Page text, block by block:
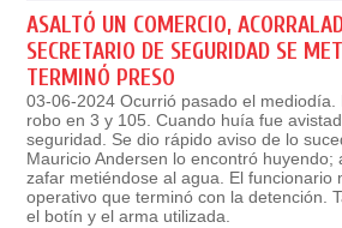
ASALTÓ UN COMERCIO,
SECRETARIO DE SEGURIDAD SE
TERMINÓ PRESO
03-06-2024 Ocurrió pasado el mediodía.
robo en 3 y 105. Cuando huía fue
seguridad. Se dio rápido aviso de lo
Mauricio Andersen lo encontró huyendo;
zafar metiéndose al agua. El funcionario
operativo que terminó con la detención.
el botín y el arma utilizada.